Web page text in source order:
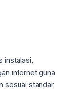
instalasi,
internet guna
sesuai standar